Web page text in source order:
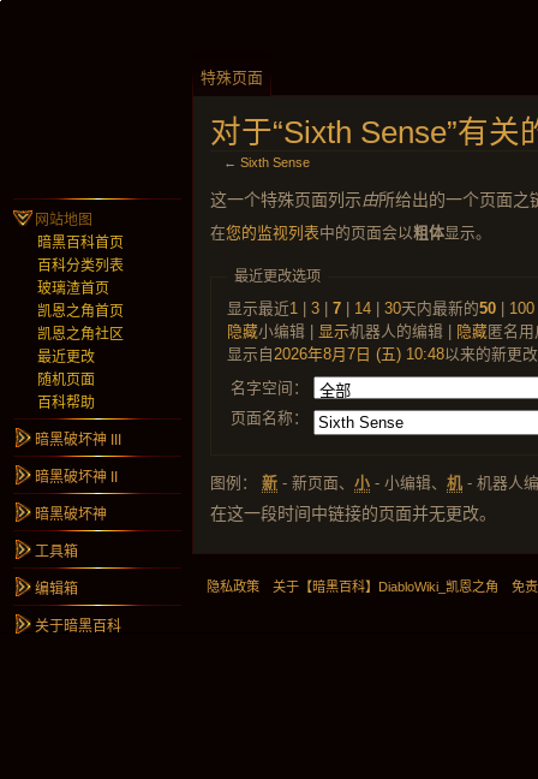
对于“Sixth Sense”有关
← Sixth Sense
这一个特殊页面列示由所给出的一个页面之
在您的监视列表中的页面会以粗体显示。
最近更改选项
显示最近1 | 3| 7| 14| 30天内最新的50| 100
隐藏小编辑 | 显示机器人的编辑 | 隐藏匿名
显示自 2026年8月7日 (五) 10:48以来的新更改
名字空间：
页面名称：
图例： 新 - 新页面、 小 - 小编辑、 机 - 机器人
在这一段时间中链接的页面并无更改。
特殊页面
网站地图
暗黑百科首页
百科分类列表
玻璃渣首页
凯恩之角首页
凯恩之角社区
最近更改
随机页面
百科帮助
暗黑破坏神 III
暗黑破坏神 II
暗黑破坏神
工具箱
编辑箱
关于暗黑百科
隐私政策 关于【暗黑百科】DiabloWiki_凯恩之角 免